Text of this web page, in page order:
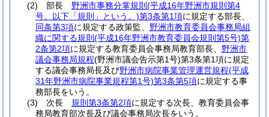
(2)
部長 野洲市事務分掌規則 (平成16年野洲市規則第4
号。以下「規則」という。)第3条第1項に規定する部長、
同条第3項に規定する政策監、 野洲市教育委員会事務局組
織に関する規則 (平成16年野洲市教育委員会規則第5号)第
2条第2項に規定する教育委員会事務局教育部長、 野洲市
議会事務局規程(野洲市議会告示第1号)第3条第1項に規定
する議会事務局長及び野洲市病院事業管理運営規程(平成
31年野洲市病院事業規程第1号)第3条第5項に規定する事
務部長をいう。
(3)
次長 規則第3条第2項に規定する次長、教育委員会事
務局教育部次長及び議会事務局次長をいう。